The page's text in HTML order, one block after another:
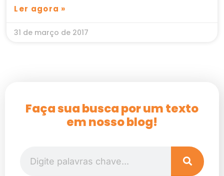
Ler agora »
31 de março de 2017
Faça sua busca por um texto
em nosso blog!